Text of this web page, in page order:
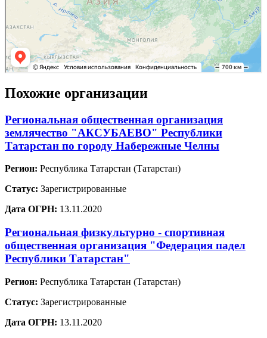
Похожие организации
Региональная общественная организация
землячество "АКСУБАЕВО" Республики
Татарстан по городу Набережные Челны
Регион: Республика Татарстан (Татарстан)
Статус: Зарегистрированные
Дата ОГРН: 13.11.2020
Региональная физкультурно - спортивная
общественная организация "Федерация падел
Республики Татарстан"
Регион: Республика Татарстан (Татарстан)
Статус: Зарегистрированные
Дата ОГРН: 13.11.2020